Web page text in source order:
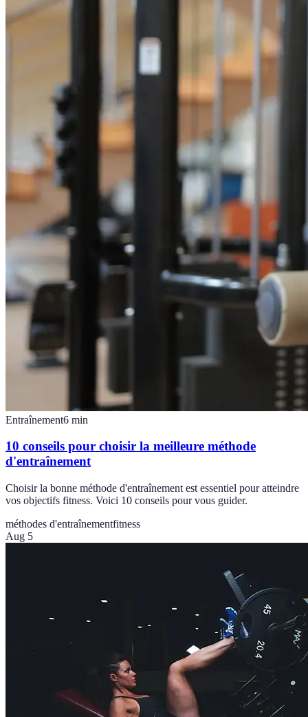
Entraînement6 min
10 conseils pour choisir la meilleure méthode
d'entraînement
Choisir la bonne méthode d'entraînement est essentiel pour atteindre
vos objectifs fitness. Voici 10 conseils pour vous guider.
méthodes d'entraînementfitness
Aug 5